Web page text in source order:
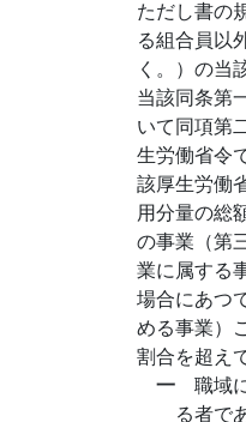
ただし書の
る組合員以
く。）の当
当該同条第
いて同項第
生労働省令
該厚生労働
用分量の総
の事業（第
業に属する
場合にあつ
める事業）
割合を超え
一 職域
る者で